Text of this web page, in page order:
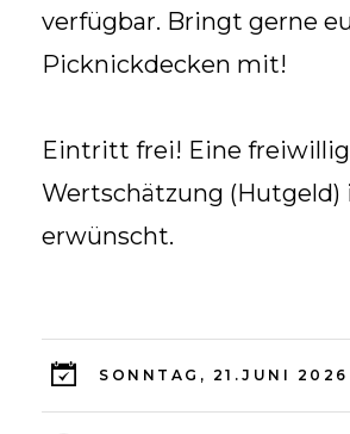
verfügbar. Bringt gerne
Picknickdecken mit!
Eintritt frei! Eine
Wertschätzung (Hutgeld)
erwünscht.
SONNTAG, 21.JUNI 2026